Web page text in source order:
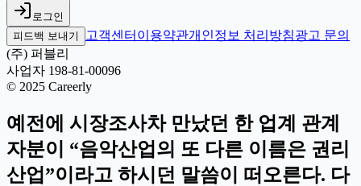
로그인
피드백 보내기
고객센터 이용약관개인정보 처리방침광고 문의
(주) 퍼블리
사업자 198-81-00096
© 2025 Careerly
예전에 시장조사차 만났던 한 업계 관계
자분이 “음악산업의 또 다른 이름은 권리
산업”이라고 하시던 말씀이 떠오른다. 다